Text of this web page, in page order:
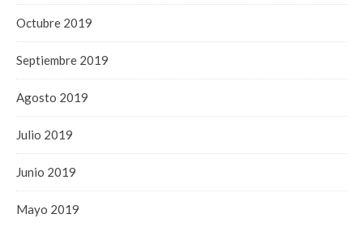
Octubre 2019
Septiembre 2019
Agosto 2019
Julio 2019
Junio 2019
Mayo 2019